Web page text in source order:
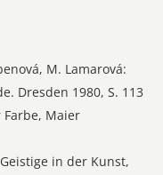
M. Lamarová:
Dresden 1980, S. 113
Farbe, Maier
in der Kunst,